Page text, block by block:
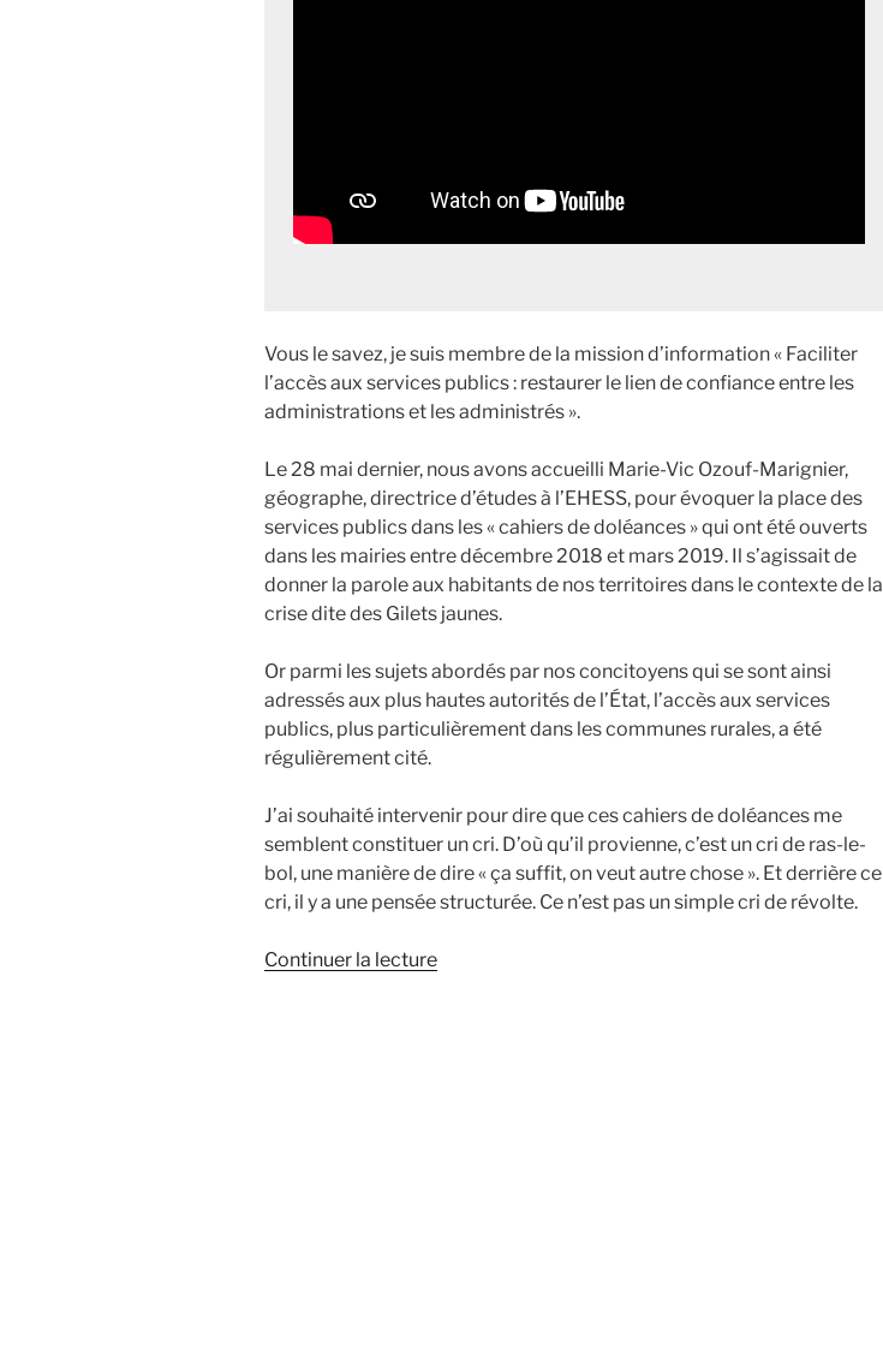
Vous le savez, je suis membre de la mission d’information « Faciliter
l’accès aux services publics : restaurer le lien de confiance entre les
administrations et les administrés ».
Le 28 mai dernier, nous avons accueilli Marie-Vic Ozouf-Marignier,
géographe, directrice d’études à l’EHESS, pour évoquer la place des
services publics dans les « cahiers de doléances » qui ont été ouverts
dans les mairies entre décembre 2018 et mars 2019. Il s’agissait de
donner la parole aux habitants de nos territoires dans le contexte de la
crise dite des Gilets jaunes.
Or parmi les sujets abordés par nos concitoyens qui se sont ainsi
adressés aux plus hautes autorités de l’État, l’accès aux services
publics, plus particulièrement dans les communes rurales, a été
régulièrement cité.
J’ai souhaité intervenir pour dire que ces cahiers de doléances me
semblent constituer un cri. D’où qu’il provienne, c’est un cri de ras-le-
bol, une manière de dire « ça suffit, on veut autre chose ». Et derrière ce
cri, il y a une pensée structurée. Ce n’est pas un simple cri de révolte.
Continuer la lecture